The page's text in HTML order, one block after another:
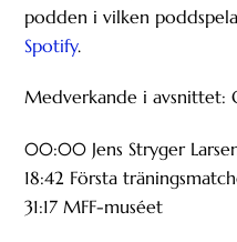
podden i vilken
Spotify.
Medverkande i avsnittet:
00:00 Jens Stryger
18:42 Första
31:17 MFF-muséet